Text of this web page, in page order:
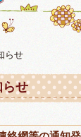
らせ
らせ